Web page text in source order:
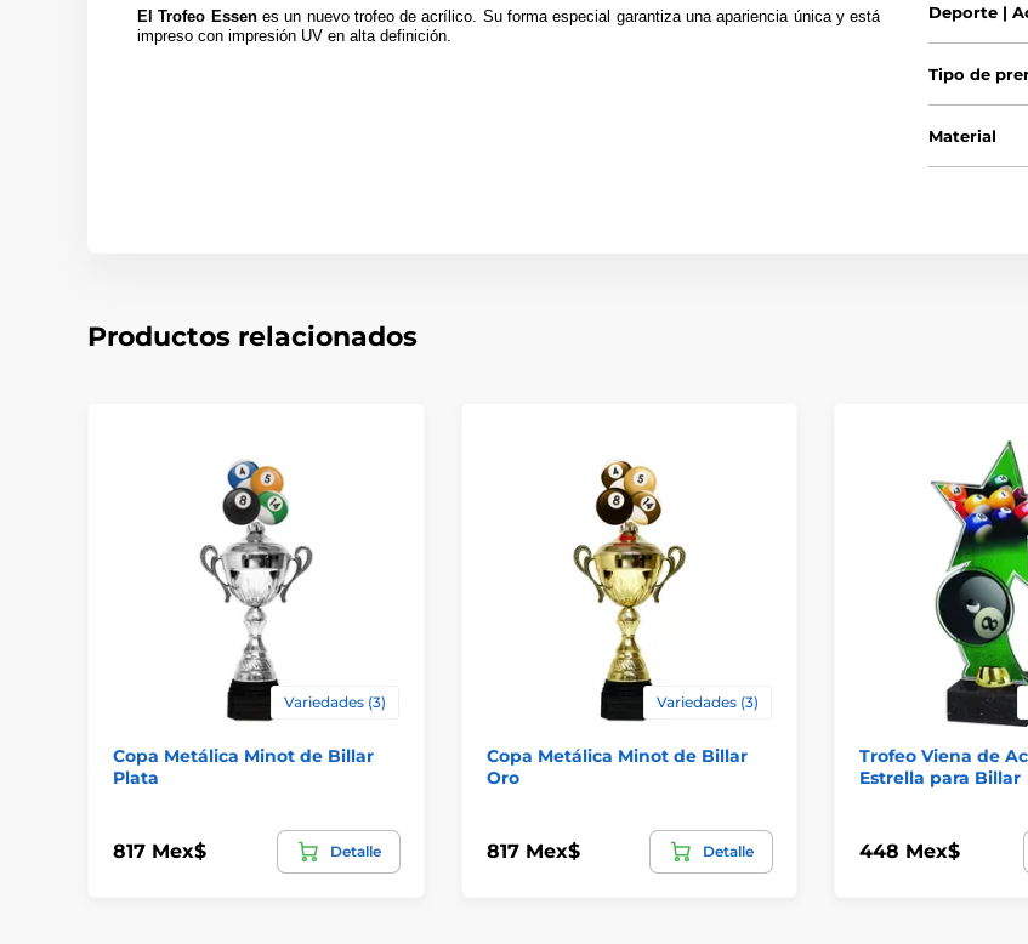
El Trofeo Essenes un nuevo trofeo de acrílico. Su forma especial garantiza una apariencia única y está
impreso con impresión UV en alta definición.
Deporte |
Tipo de
Material
Productos relacionados
Variedades (3)
Copa Metálica Minot de Billar
Plata
817 Mex$ Detalle
Variedades (3)
Copa Metálica Minot de Billar
Oro
817 Mex$ Detalle
Trofeo Viena de
Estrella para Billar
448 Mex$